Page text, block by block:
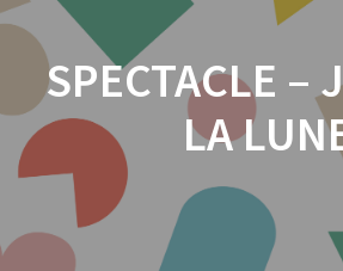
SPECTACLE –
LA